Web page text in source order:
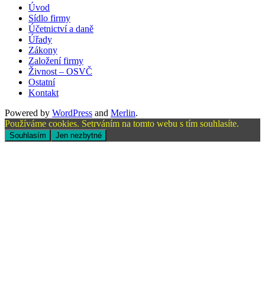
Úvod
Sídlo firmy
Účetnictví a daně
Úřady
Zákony
Založení firmy
Živnost – OSVČ
Ostatní
Kontakt
Powered by WordPress and Merlin.
Používáme cookies. Setrváním na tomto webu s tím souhlasíte.
Souhlasím Jen nezbytné